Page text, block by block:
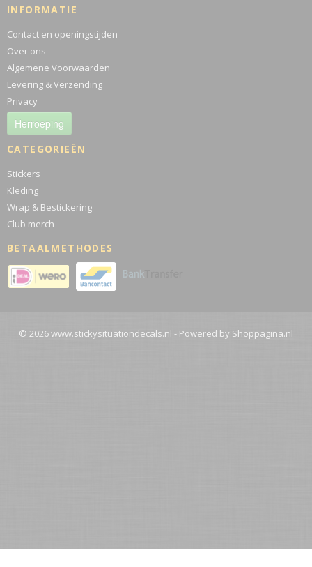
INFORMATIE
Contact en openingstijden
Over ons
Algemene Voorwaarden
Levering & Verzending
Privacy
Herroeping
CATEGORIEËN
Stickers
Kleding
Wrap & Bestickering
Club merch
BETAALMETHODES
© 2026 www.stickysituationdecals.nl - Powered by Shoppagina.nl